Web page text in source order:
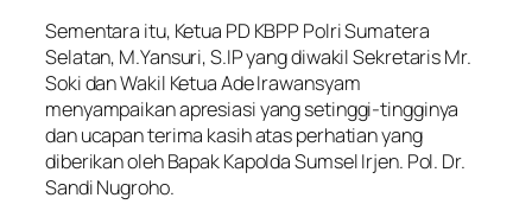
Sementara itu, Ketua PD KBPP Polri Sumatera
Selatan, M.Yansuri, S.IP yang diwakil Sekretaris Mr.
Soki dan Wakil Ketua Ade Irawansyam
menyampaikan apresiasi yang setinggi-tingginya
dan ucapan terima kasih atas perhatian yang
diberikan oleh Bapak Kapolda Sumsel Irjen. Pol. Dr.
Sandi Nugroho.